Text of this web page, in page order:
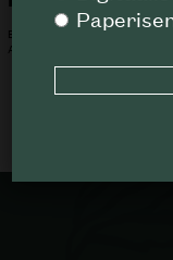
B&B ITALIA
ALK.